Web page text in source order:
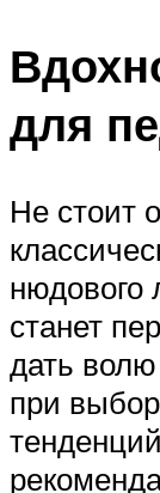
для
Не стоит
нюдового
станет
дать
при